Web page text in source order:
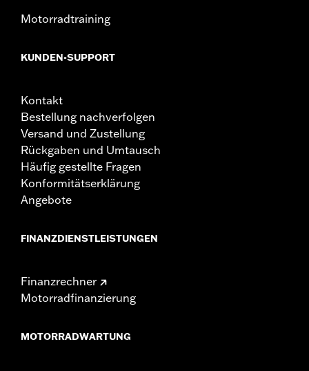
Motorradtraining
KUNDEN-SUPPORT
Kontakt
Bestellung nachverfolgen
Versand und Zustellung
Rückgaben und Umtausch
Häufig gestellte Fragen
Konformitätserklärung
Angebote
FINANZDIENSTLEISTUNGEN
Finanzrechner
Motorradfinanzierung
MOTORRADWARTUNG